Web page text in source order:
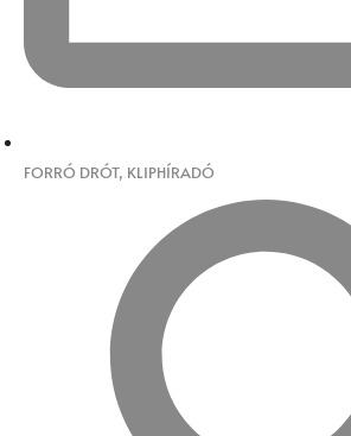
FORRÓ DRÓT, KLIPHÍRADÓ